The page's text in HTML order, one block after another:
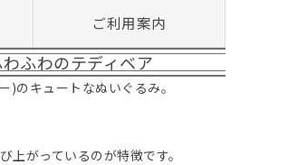
ご利用案内
ふわのテディベア
のキュートなぬいぐるみ。
がっているのが特徴です。